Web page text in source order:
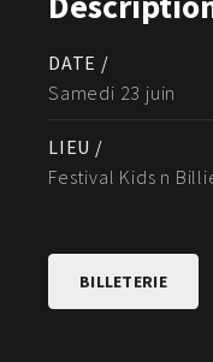
DATE /
Samedi 23 juin
LIEU /
Festival Kids n
BILLETERIE